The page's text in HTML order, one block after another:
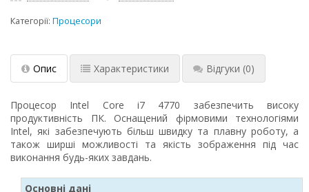
Категорії: Процесори
Опис Характеристики Відгуки (0)
Процесор Intel Core i7 4770 забезпечить високу
продуктивність ПК. Оснащений фірмовими технологіями
Intel, які забезпечують більш швидку та плавну роботу, а
також ширші можливості та якість зображення під час
виконання будь-яких завдань.
Основні дані